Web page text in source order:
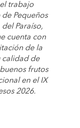
trabajo
Pequeños
Paraíso,
cuenta con
de la
calidad de
frutos
en el IX
2026.